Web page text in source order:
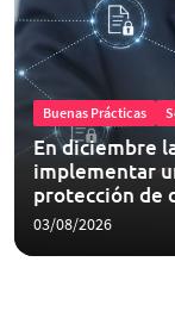
Buenas Prácticas
En diciembre
implementar
protección de
03/08/2026